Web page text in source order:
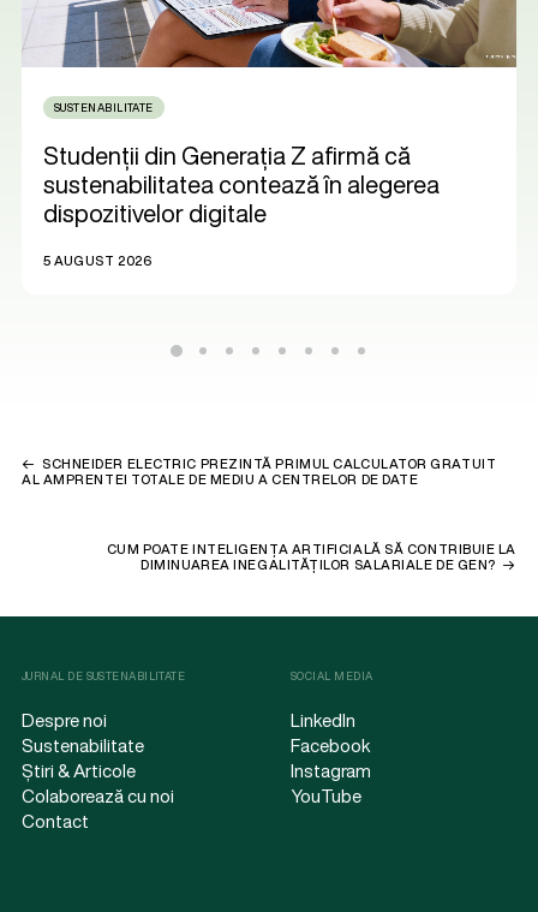
SUSTENABILITATE
Studenții din Generația Z afirmă că
sustenabilitatea contează în alegerea
dispozitivelor digitale
5 AUGUST 2026
SCHNEIDER ELECTRIC PREZINTĂ PRIMUL CALCULATOR GRATUIT
AL AMPRENTEI TOTALE DE MEDIU A CENTRELOR DE DATE
CUM POATE INTELIGENȚA ARTIFICIALĂ SĂ CONTRIBUIE LA
DIMINUAREA INEGALITĂȚILOR SALARIALE DE GEN?
JURNAL DE SUSTENABILITATE
Despre noi
Sustenabilitate
Știri & Articole
Colaborează cu noi
Contact
SOCIAL MEDIA
LinkedIn
Facebook
Instagram
YouTube